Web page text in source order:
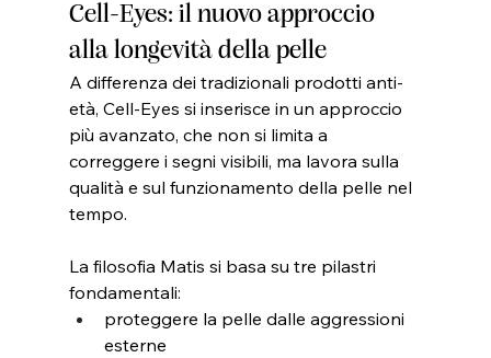
Cell-Eyes: il nuovo approccio
alla longevità della pelle
A differenza dei tradizionali prodotti anti-
età, Cell-Eyes si inserisce in un approccio
più avanzato, che non si limita a
correggere i segni visibili, ma lavora sulla
qualità e sul funzionamento della pelle nel
tempo.
La filosofia Matis si basa su tre pilastri
fondamentali:
proteggere la pelle dalle aggressioni
esterne